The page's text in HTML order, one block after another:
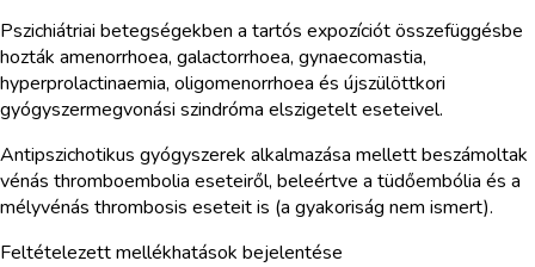
Pszichiátriai betegségekben a tartós expozíciót összefüggésbe
hozták amenorrhoea, galactorrhoea, gynaecomastia,
hyperprolactinaemia, oligomenorrhoea és újszülöttkori
gyógyszermegvonási szindróma elszigetelt eseteivel.
Antipszichotikus gyógyszerek alkalmazása mellett beszámoltak
vénás thromboembolia eseteiről, beleértve a tüdőembólia és a
mélyvénás thrombosis eseteit is (a gyakoriság nem ismert).
Feltételezett mellékhatások bejelentése